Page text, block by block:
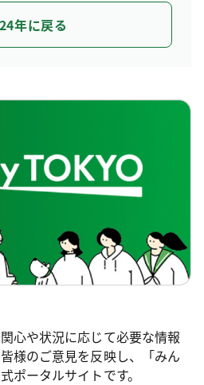
年に戻る
心や状況に応じて必要な情報
様のご意見を反映し、「みん
ポータルサイトです。